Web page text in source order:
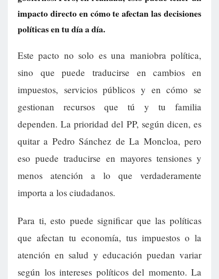
impacto directo en cómo te afectan las decisiones
políticas en tu día a día.
Este pacto no solo es una maniobra política,
sino que puede traducirse en cambios en
impuestos, servicios públicos y en cómo se
gestionan recursos que tú y tu familia
dependen. La prioridad del PP, según dicen, es
quitar a Pedro Sánchez de La Moncloa, pero
eso puede traducirse en mayores tensiones y
menos atención a lo que verdaderamente
importa a los ciudadanos.
Para ti, esto puede significar que las políticas
que afectan tu economía, tus impuestos o la
atención en salud y educación puedan variar
según los intereses políticos del momento. La